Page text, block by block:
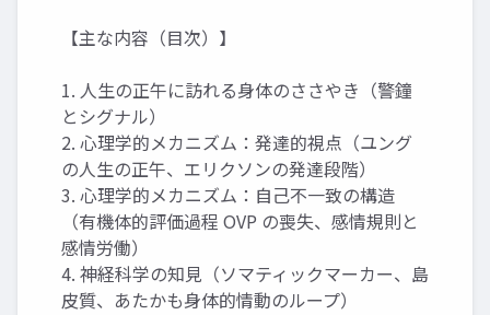
【主な内容（目次）】
1. 人生の正午に訪れる身体のささやき（警鐘
とシグナル）
2. 心理学的メカニズム：発達的視点（ユング
の人生の正午、エリクソンの発達段階）
3. 心理学的メカニズム：自己不一致の構造
（有機体的評価過程 OVP の喪失、感情規則と
感情労働）
4. 神経科学の知見（ソマティックマーカー、島
皮質、あたかも身体的情動のループ）